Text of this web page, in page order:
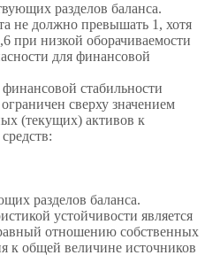
разделов баланса.
не должно превышать 1, хотя
при низкой оборачиваемости
для финансовой
стабильности
сверху значением
(текущих) активов к
разделов баланса.
устойчивости является
отношению собственных
к общей величине источников